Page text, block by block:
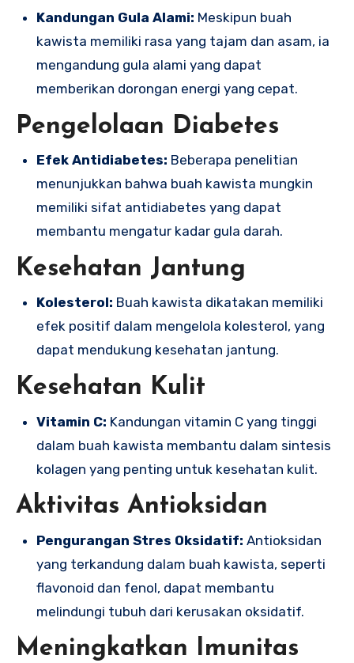
Kandungan Gula Alami: Meskipun buah
kawista memiliki rasa yang tajam dan asam, ia
mengandung gula alami yang dapat
memberikan dorongan energi yang cepat.
Pengelolaan Diabetes
Efek Antidiabetes: Beberapa penelitian
menunjukkan bahwa buah kawista mungkin
memiliki sifat antidiabetes yang dapat
membantu mengatur kadar gula darah.
Kesehatan Jantung
Kolesterol: Buah kawista dikatakan memiliki
efek positif dalam mengelola kolesterol, yang
dapat mendukung kesehatan jantung.
Kesehatan Kulit
Vitamin C: Kandungan vitamin C yang tinggi
dalam buah kawista membantu dalam sintesis
kolagen yang penting untuk kesehatan kulit.
Aktivitas Antioksidan
Pengurangan Stres Oksidatif: Antioksidan
yang terkandung dalam buah kawista, seperti
flavonoid dan fenol, dapat membantu
melindungi tubuh dari kerusakan oksidatif.
Meningkatkan Imunitas